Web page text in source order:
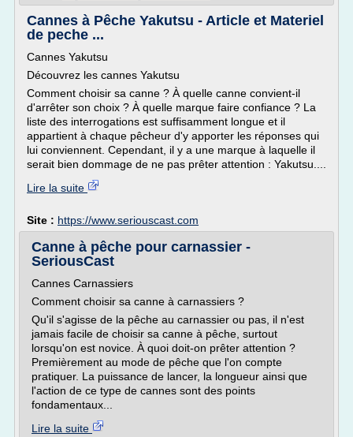
Cannes à Pêche Yakutsu - Article et Materiel
de peche ...
Cannes Yakutsu
Découvrez les cannes Yakutsu
Comment choisir sa canne ? À quelle canne convient-il
d'arrêter son choix ? À quelle marque faire confiance ? La
liste des interrogations est suffisamment longue et il
appartient à chaque pêcheur d'y apporter les réponses qui
lui conviennent. Cependant, il y a une marque à laquelle il
serait bien dommage de ne pas prêter attention : Yakutsu....
Lire la suite
Site : https://www.seriouscast.com
Canne à pêche pour carnassier -
SeriousCast
Cannes Carnassiers
Comment choisir sa canne à carnassiers ?
Qu'il s'agisse de la pêche au carnassier ou pas, il n'est
jamais facile de choisir sa canne à pêche, surtout
lorsqu'on est novice. À quoi doit-on prêter attention ?
Premièrement au mode de pêche que l'on compte
pratiquer. La puissance de lancer, la longueur ainsi que
l'action de ce type de cannes sont des points
fondamentaux...
Lire la suite